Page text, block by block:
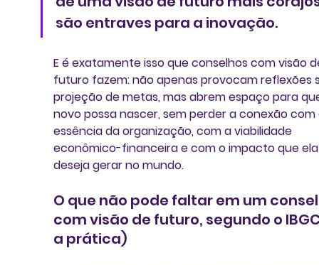
são entraves para a inovação.
E é exatamente isso que conselhos com visão
futuro fazem: não apenas provocam reflexões
projeção de metas, mas abrem espaço para
novo possa nascer, sem perder a conexão
essência da organização, com a viabilidade
econômico-financeira e com o impacto que
deseja gerar no mundo.
O que não pode faltar em um
com visão de futuro, segundo o
a prática)